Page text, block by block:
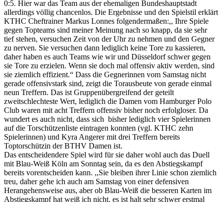
0:5. Hier war das Team aus der ehemaligen Bundeshauptstadt
allerdings völlig chancenlos. Die Ergebnisse und den Spielstil erklärt
KTHC Cheftrainer Markus Lonnes folgendermaßen:,, Ihre Spiele
gegen Topteams sind meiner Meinung nach so knapp, da sie sehr
tief stehen, versuchen Zeit von der Uhr zu nehmen und den Gegner
zu nerven. Sie versuchen dann lediglich keine Tore zu kassieren,
daher haben es auch Teams wie wir und Düsseldorf schwer gegen
sie Tore zu erzielen. Wenn sie doch mal offensiv aktiv werden, sind
sie ziemlich effizient.“ Dass die Gegnerinnen vom Samstag nicht
gerade offensivstark sind, zeigt die Torausbeute von gerade einmal
neun Treffern. Das ist Gruppenübergreifend der geteilt
zweitschlechteste Wert, lediglich die Damen vom Hamburger Polo
Club waren mit acht Treffern offensiv bisher noch erfolgloser. Da
wundert es auch nicht, dass sich bisher lediglich vier Spielerinnen
auf die Torschützenliste eintragen konnten (vgl. KTHC zehn
Spielerinnen) und Kyra Angerer mit drei Treffern bereits
Toptorschützin der BTHV Damen ist.
Das entscheidendere Spiel wird für sie daher wohl auch das Duell
mit Blau-Weiß Köln am Sonntag sein, da es den Abstiegskampf
bereits vorentscheiden kann. ,,Sie bleiben ihrer Linie schon ziemlich
treu, daher gehe ich auch am Samstag von einer defensiven
Herangehensweise aus, aber ob Blau-Weiß die besseren Karten im
Abstiegskampf hat weiß ich nicht, es ist halt sehr schwer erstmal